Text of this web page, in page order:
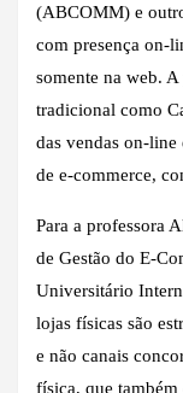
(ABCOMM) e
com presença on-
somente na web.
tradicional como
das vendas on-line
de e-commerce,
Para a professora
de Gestão do E-
Universitário
lojas físicas são
e não canais
física, que também